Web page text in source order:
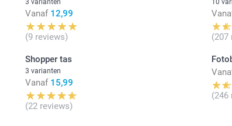
3 varianten
Vanaf 12,99
(9 reviews)
10
(207
Shopper tas
3 varianten
Vanaf 15,99
(22 reviews)
(246